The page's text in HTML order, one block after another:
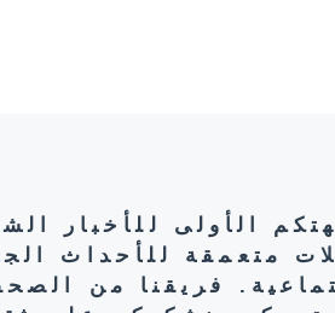
الأولى للأخبار
متعمقة للأحداث
فريقنا من